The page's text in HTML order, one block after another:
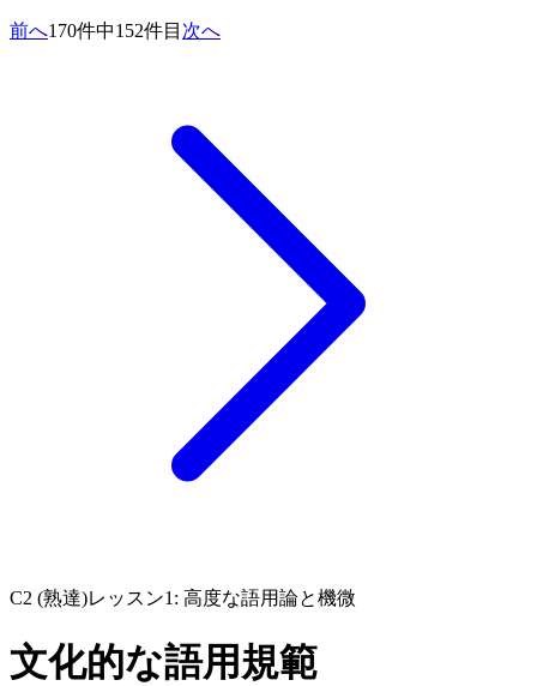
前へ170件中152件目 次へ
C2 (熟達)レッスン1: 高度な語用論と機微
文化的な語用規範